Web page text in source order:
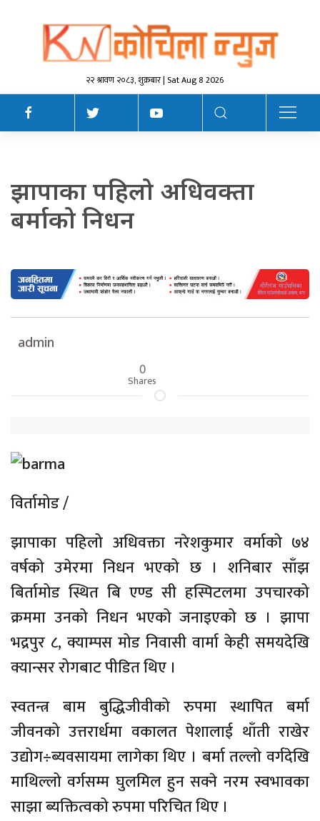
२२ श्रावण २०८३, शुक्रबार | Sat Aug 8 2026
झापाका पहिलो अधिवक्ता
बर्माको निधन
admin
0
Shares
विर्तामोड /
झापाका पहिलो अधिवक्ता नरेशकुमार वर्माको ७४
वर्षको उमेरमा निधन भएको छ । शनिबार साँझ
बिर्तामोड स्थित बि एण्ड सी हस्पिटलमा उपचारको
क्रममा उनको निधन भएको जनाइएको छ । झापा
भद्रपुर ८, क्याम्पस मोड निवासी वार्मा केही समयदेखि
क्यान्सर रोगबाट पीडित थिए ।
स्वतन्त्र बाम बुद्धिजीवीको रुपमा स्थापित बर्मा
जीवनको उत्तरार्धमा वकालत पेशालाई थाँती राखेर
उद्योग÷ब्यवसायमा लागेका थिए । बर्मा तल्लो वर्गदेखि
माथिल्लो वर्गसम्म घुलमिल हुन सक्ने नरम स्वभावका
साझा ब्यक्तित्वको रुपमा परिचित थिए ।